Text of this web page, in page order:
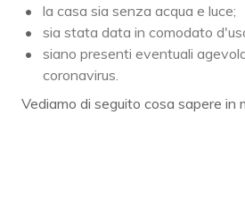
la casa sia senza acqua e luce;
sia stata data in comodato
siano presenti eventuali
coronavirus.
Vediamo di seguito cosa sapere in